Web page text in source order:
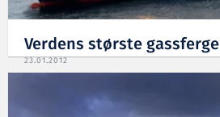
Verdens største gassferge
23.01.2012